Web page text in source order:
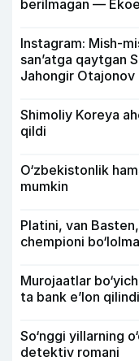
berilmagan —
Instagram: Mish-
san’atga qaytgan
Jahongir Otajonov
Shimoliy Koreya
qildi
O‘zbekistonlik
mumkin
Platini, van
chempioni
Murojaatlar
ta bank e’lon qilindi
So‘nggi yillarning
detektiv romani